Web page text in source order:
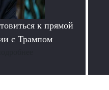
к прямой
с Трампом